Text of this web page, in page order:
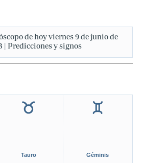
de hoy viernes 9 de junio de
| Predicciones y signos
Tauro Géminis